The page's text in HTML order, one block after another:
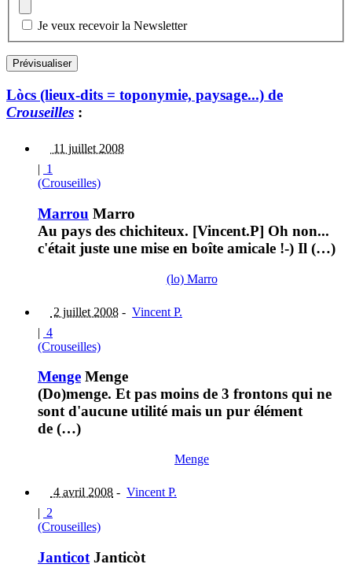
Je veux recevoir la Newsletter
Lòcs (lieux-dits = toponymie, paysage...) de
Crouseilles :
11 juillet 2008
| 1
(Crouseilles)
Marrou Marro
Au pays des chichiteux. [Vincent.P] Oh non...
c'était juste une mise en boîte amicale !-) Il (…)
(lo) Marro
2 juillet 2008 - Vincent P.
| 4
(Crouseilles)
Menge Menge
(Do)menge. Et pas moins de 3 frontons qui ne
sont d'aucune utilité mais un pur élément
de (…)
Menge
4 avril 2008 - Vincent P.
| 2
(Crouseilles)
Janticot Janticòt